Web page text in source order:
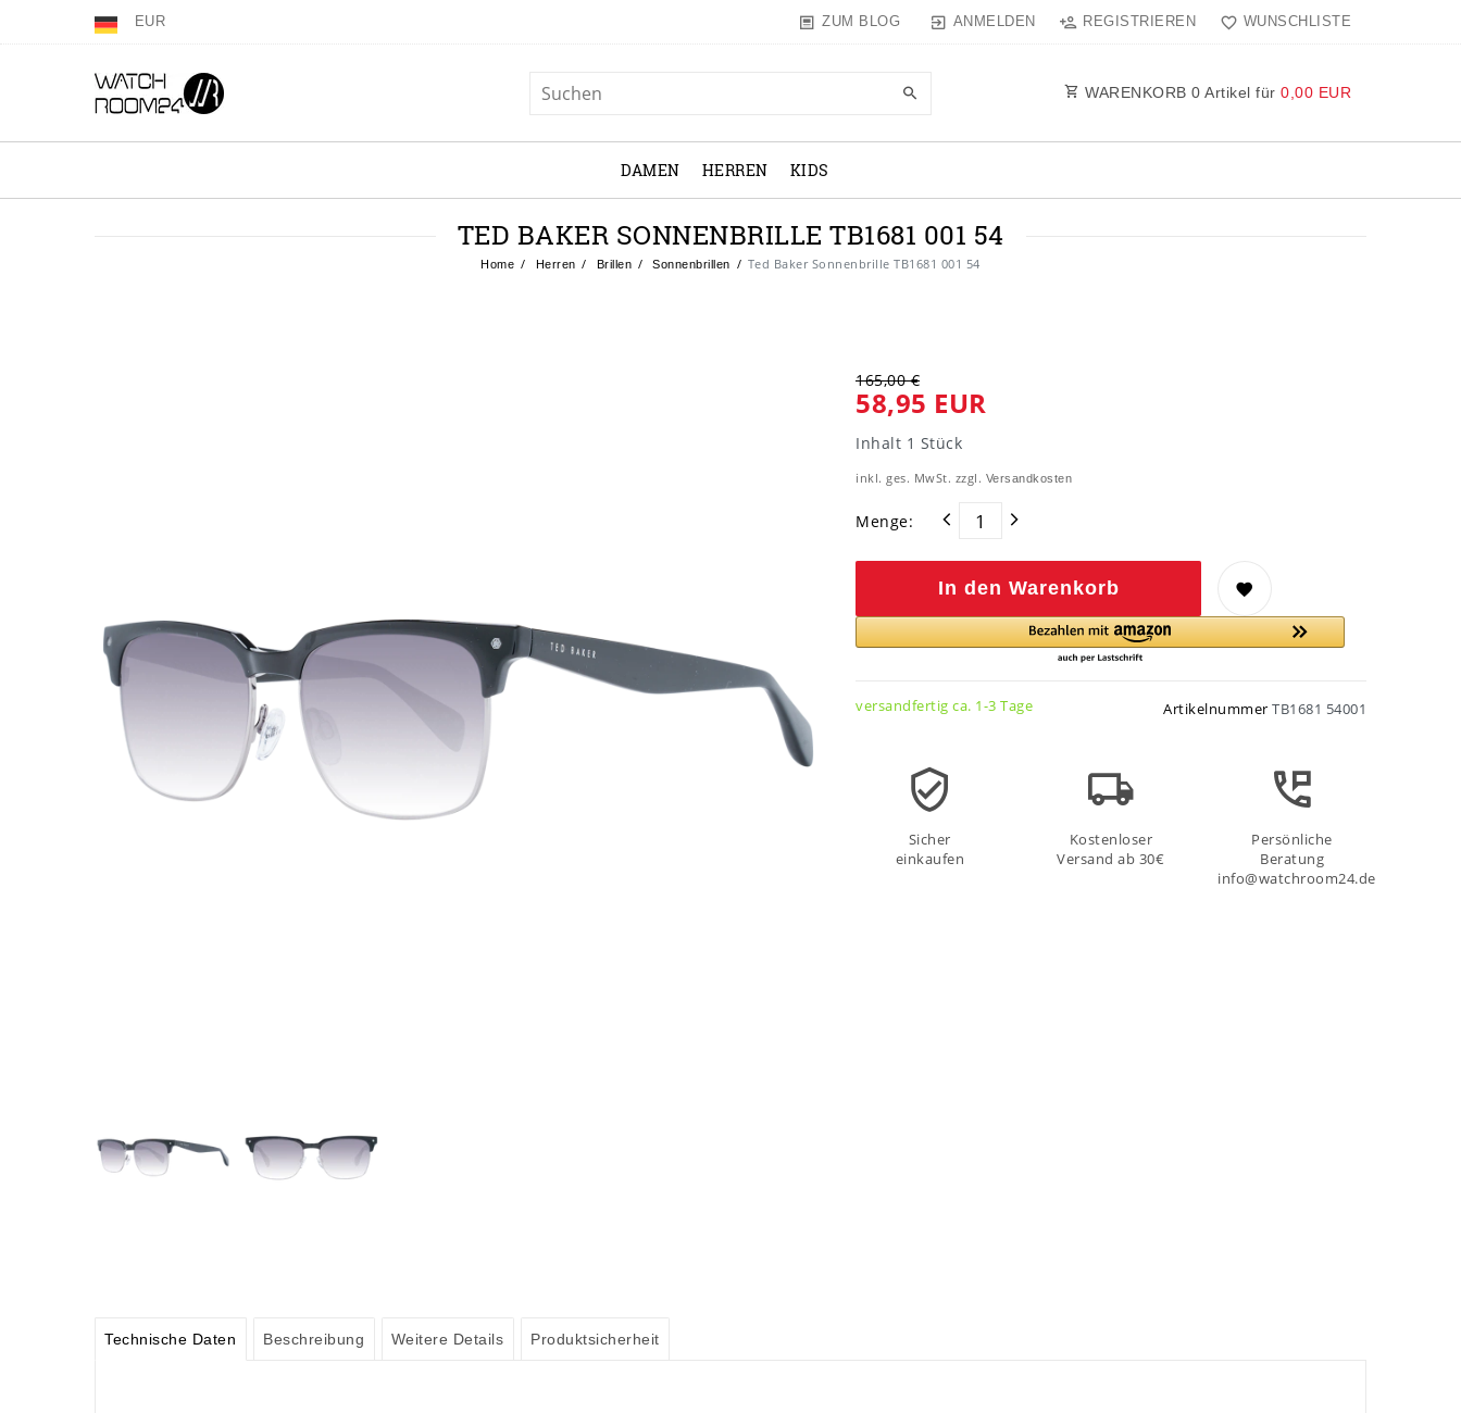
EUR ZUM BLOG ANMELDEN REGISTRIEREN WUNSCHLISTE
WARENKORB 0 Artikel für 0,00 EUR
DAMEN HERREN KIDS
TED BAKER SONNENBRILLE TB1681 001 54
Home Herren Brillen Sonnenbrillen Ted Baker Sonnenbrille TB1681 001 54
165,00 €
58,95 EUR
Inhalt 1 Stück
inkl. ges. MwSt. zzgl. Versandkosten
Menge:
In den Warenkorb
versandfertig ca. 1-3 Tage Artikelnummer TB1681 54001
Sicher
einkaufen
Kostenloser
Versand ab 30€
Persönliche
Beratung
info@watchroom24.de
Technische Daten Beschreibung Weitere Details Produktsicherheit